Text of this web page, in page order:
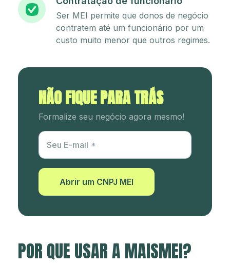
Ser MEI permite que donos de negócio
contratem até um funcionário por um
custo muito menor que outros regimes.
NÃO FIQUE PARA TRÁS
Formalize seu negócio agora mesmo!
Utm Content
Seu E-mail
Abrir um CNPJ MEI
POR QUE USAR A MAISMEI?